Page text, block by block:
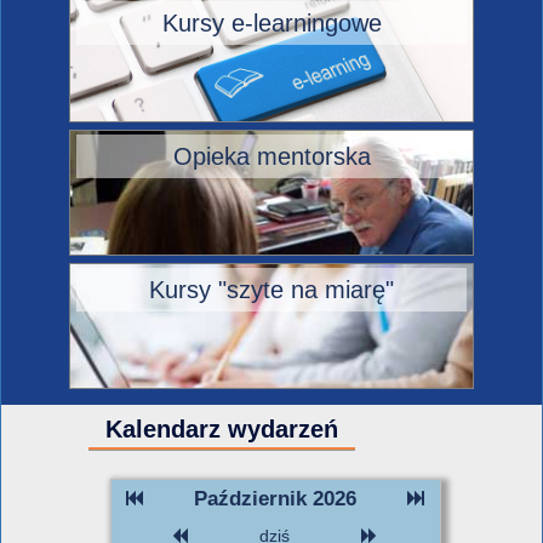
Kursy e-learningowe
Opieka mentorska
Kursy "szyte na miarę"
Kalendarz wydarzeń
Październik 2026
dziś